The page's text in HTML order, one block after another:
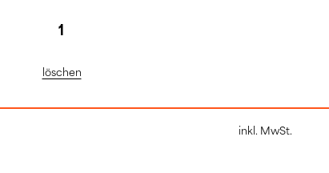
löschen
inkl. MwSt.